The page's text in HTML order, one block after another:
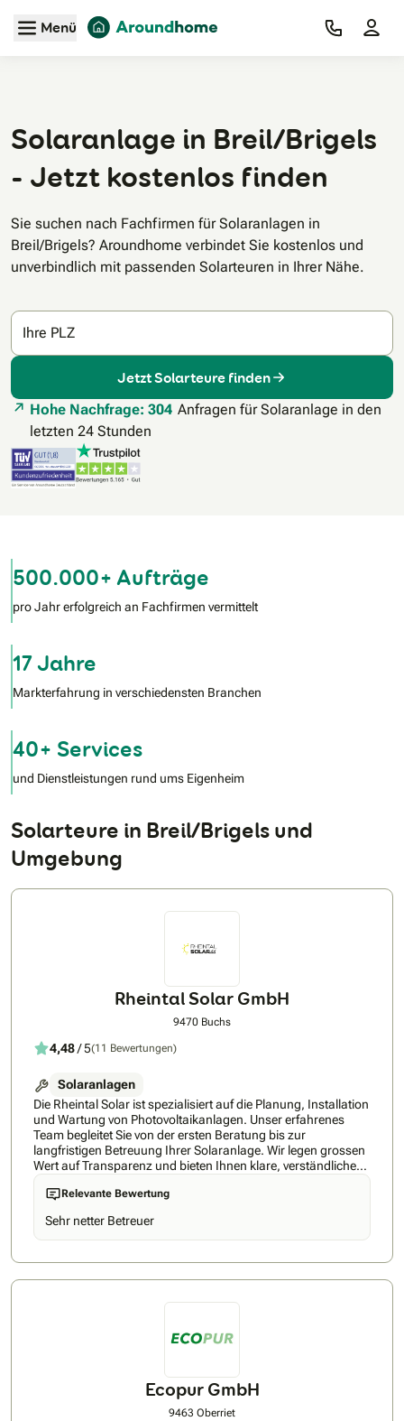
Zum Hauptinhalt
Menü
Solaranlage in Breil/Brigels
- Jetzt kostenlos finden
Sie suchen nach Fachfirmen für Solaranlagen in
Breil/Brigels? Aroundhome verbindet Sie kostenlos und
unverbindlich mit passenden Solarteuren in Ihrer Nähe.
Ihre PLZ
Jetzt Solarteure finden
Hohe Nachfrage: 304 Anfragen für Solaranlage in den
letzten 24 Stunden
500.000+ Aufträge
pro Jahr erfolgreich an Fachfirmen vermittelt
17 Jahre
Markterfahrung in verschiedensten Branchen
40+ Services
und Dienstleistungen rund ums Eigenheim
Solarteure in Breil/Brigels und
Umgebung
Rheintal Solar GmbH
9470 Buchs
4,48/ 5(11 Bewertungen)
Solaranlagen
Die Rheintal Solar ist spezialisiert auf die Planung, Installation
und Wartung von Photovoltaikanlagen. Unser erfahrenes
Team begleitet Sie von der ersten Beratung bis zur
langfristigen Betreuung Ihrer Solaranlage. Wir legen grossen
Wert auf Transparenz und bieten Ihnen klare, verständliche
Angebote ohne versteckte Kosten. Mit einer maximalen
Wartezeit von nur drei Monaten sorgen wir für eine
termingerechte Inbetriebnahme Ihrer Anlage. Unsere Kunden
schätzen unsere Flexibilität und Professionalität, was sich in
zahlreichen positiven Rückmeldungen widerspiegelt. Durch
Relevante Bewertung
Sehr netter Betreuer
Ecopur GmbH
9463 Oberriet